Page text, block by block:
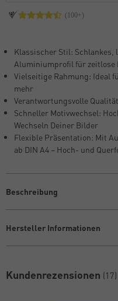
Klassischer Stil: Schlankes,
Aluminiumprofil für zeitlose
Vielseitige Rahmung: Ideal
mehr
Verantwortungsvolle
Schneller Motivwechsel:
Wechseln Deiner Bilder
Flexible Präsentation: Mit
ab DIN A4 – Hoch- und
Beschreibung
Hersteller Informationen
Kundenrezensionen (17)